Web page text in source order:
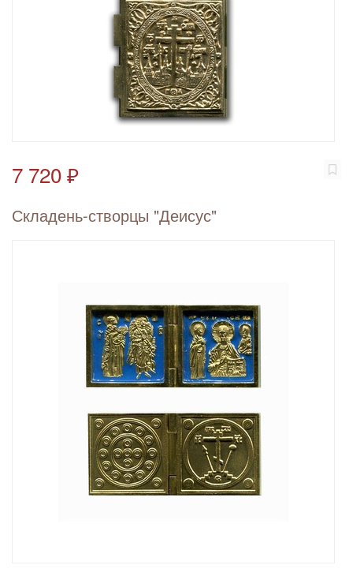
7 720 ₽
Складень-створцы "Деисус"